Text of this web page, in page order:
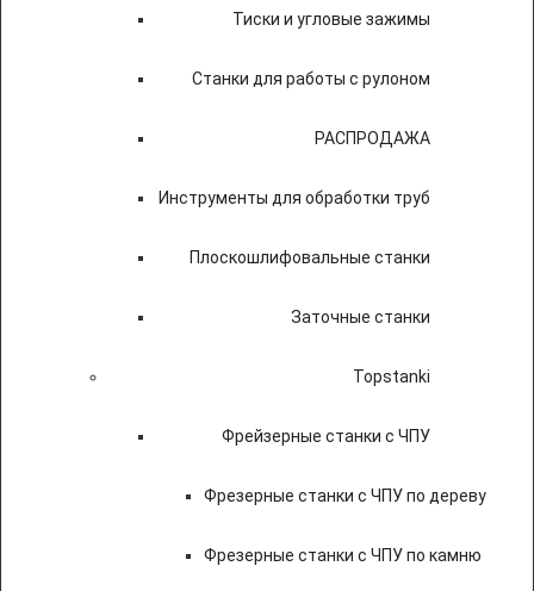
Тиски и угловые зажимы
Станки для работы с рулоном
РАСПРОДАЖА
Инструменты для обработки труб
Плоскошлифовальные станки
Заточные станки
Topstanki
Фрейзерные станки с ЧПУ
Фрезерные станки с ЧПУ по дереву
Фрезерные станки с ЧПУ по камню